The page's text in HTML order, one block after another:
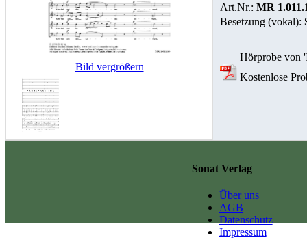
Bild vergrößern
Art.Nr.: MR
Besetzung (vokal):
Hörprobe von
Kostenlose
Sonat Verlag
Über uns
AGB
Datenschutz
Impressum